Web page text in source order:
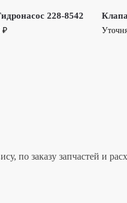
228-8542
₽
по заказу запчастей и